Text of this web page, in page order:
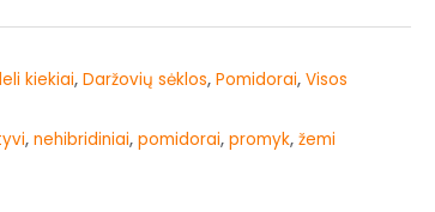
kiekiai,Daržovių sėklos,Pomidorai,Visos
,nehibridiniai,pomidorai,promyk,žemi